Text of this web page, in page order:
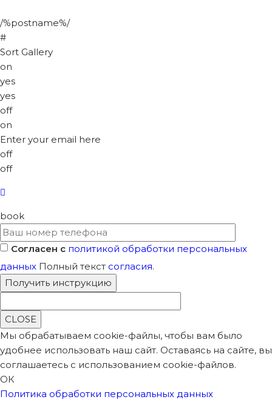
/%postname%/
#
Sort Gallery
on
yes
yes
off
on
Enter your email here
off
off
book
Согласен с политикой обработки персональных
данных Полный текст согласия.
CLOSE
Мы обрабатываем cookie-файлы, чтобы вам было
удобнее использовать наш сайт. Оставаясь на сайте, вы
соглашаетесь с использованием cookie-файлов.
ОК
Политика обработки персональных данных